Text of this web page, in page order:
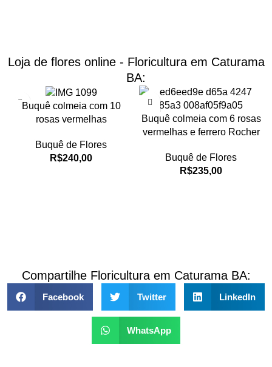
Loja de flores online - Floricultura em Caturama
BA:
Buquê colmeia com 10
rosas vermelhas
Buquê de Flores
R$240,00
Buquê colmeia com 6 rosas
vermelhas e ferrero Rocher
Buquê de Flores
R$235,00
Compartilhe Floricultura em Caturama BA:
Facebook Twitter LinkedIn
WhatsApp